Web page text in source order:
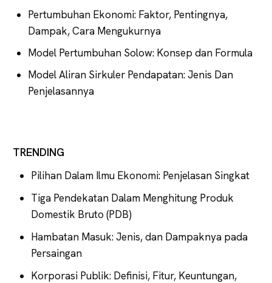
Pertumbuhan Ekonomi: Faktor, Pentingnya,
Dampak, Cara Mengukurnya
Model Pertumbuhan Solow: Konsep dan Formula
Model Aliran Sirkuler Pendapatan: Jenis Dan
Penjelasannya
TRENDING
Pilihan Dalam Ilmu Ekonomi: Penjelasan Singkat
Tiga Pendekatan Dalam Menghitung Produk
Domestik Bruto (PDB)
Hambatan Masuk: Jenis, dan Dampaknya pada
Persaingan
Korporasi Publik: Definisi, Fitur, Keuntungan,